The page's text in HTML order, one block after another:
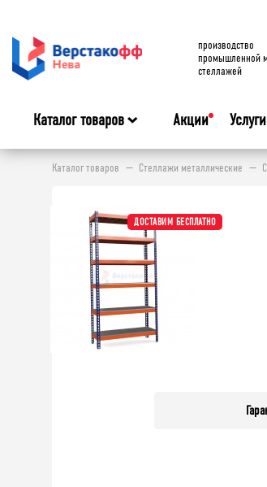
производство
промышленной
стеллажей
Каталог товаров Акции Услуги
Каталог товаров Стеллажи металлические
ДОСТАВИМ БЕСПЛАТНО